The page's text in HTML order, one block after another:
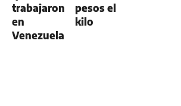
trabajaron
en
Venezuela
pesos el
kilo